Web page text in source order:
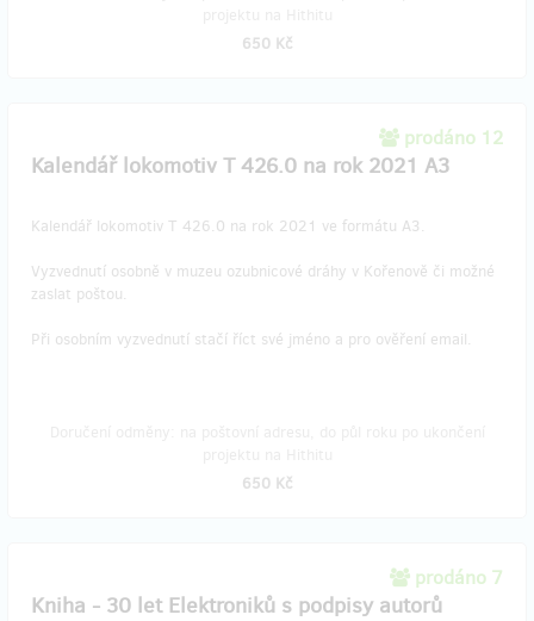
650 Kč
prodáno 12
Kalendář lokomotiv T 426.0 na rok 2021 A3
Kalendář lokomotiv T 426.0 na rok 2021 ve formátu A3.
Vyzvednutí osobně v muzeu ozubnicové dráhy v Kořenově či možné
zaslat poštou.
Při osobním vyzvednutí stačí říct své jméno a pro ověření email.
650 Kč
prodáno 7
Kniha - 30 let Elektroniků s podpisy autorů